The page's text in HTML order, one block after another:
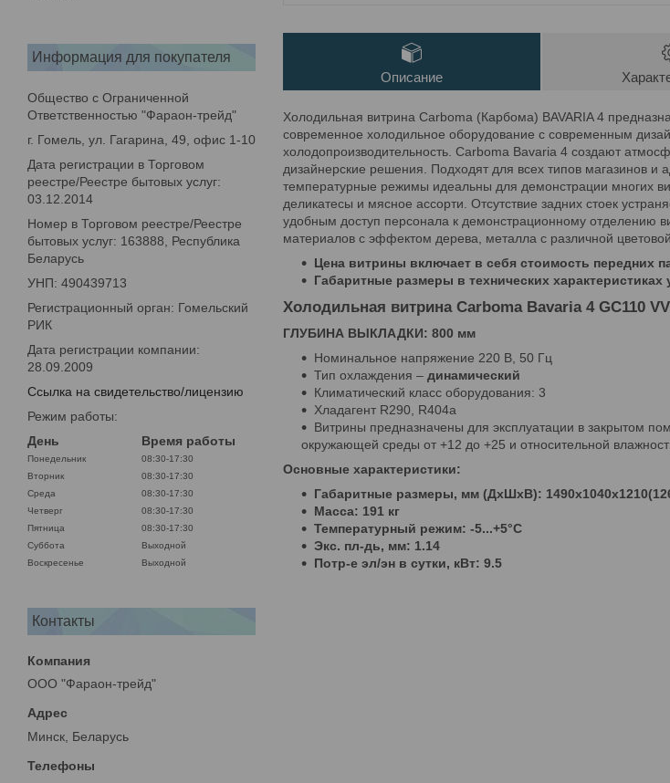
Информация для покупателя
Общество с Ограниченной
Ответственностью "Фараон-трейд"
г. Гомель, ул. Гагарина, 49, офис 1-10
Дата регистрации в Торговом
реестре/Реестре бытовых услуг:
03.12.2014
Номер в Торговом реестре/Реестре
бытовых услуг: 163888, Республика
Беларусь
УНП: 490439713
Регистрационный орган: Гомельский
РИК
Дата регистрации компании:
28.09.2009
Ссылка на свидетельство/лицензию
Режим работы:
День
Время работы
Понедельник
08:30-17:30
Вторник
08:30-17:30
Среда
08:30-17:30
Четверг
08:30-17:30
Пятница
08:30-17:30
Суббота
Выходной
Воскресенье
Выходной
Контакты
ООО "Фараон-трейд"
Минск, Беларусь
Описание
Холодильная витрина Carboma (Карбома) BAVARIA 4
современное холодильное оборудование с современным
холодопроизводительность. Сarboma Bavaria 4 создают
дизайнерские решения. Подходят для всех типов магазинов
температурные режимы идеальны для демонстрации многих
деликатесы и мясное ассорти. Отсутствие задних стоек
удобным доступ персонала к демонстрационному отделению
материалов с эффектом дерева, металла с различной
Цена витрины включает в себя стоимость передних
Габаритные размеры в технических характеристиках
Холодильная витрина Сarboma Bavaria 4 GC110
ГЛУБИНА ВЫКЛАДКИ: 800 мм
Номинальное напряжение 220 В, 50 Гц
Тип охлаждения – динамический
Климатический класс оборудования: 3
Хладагент R290, R404a
Витрины предназначены для эксплуатации в закрытом
окружающей среды от +12 до +25 и относительной
Основные характеристики:
Габаритные размеры, мм (ДхШхВ):
Масса: 191 кг
Температурный режим: -5...+5°C
Экс. пл-дь, мм: 1.14
Потр-е эл/эн в сутки, кВт: 9.5